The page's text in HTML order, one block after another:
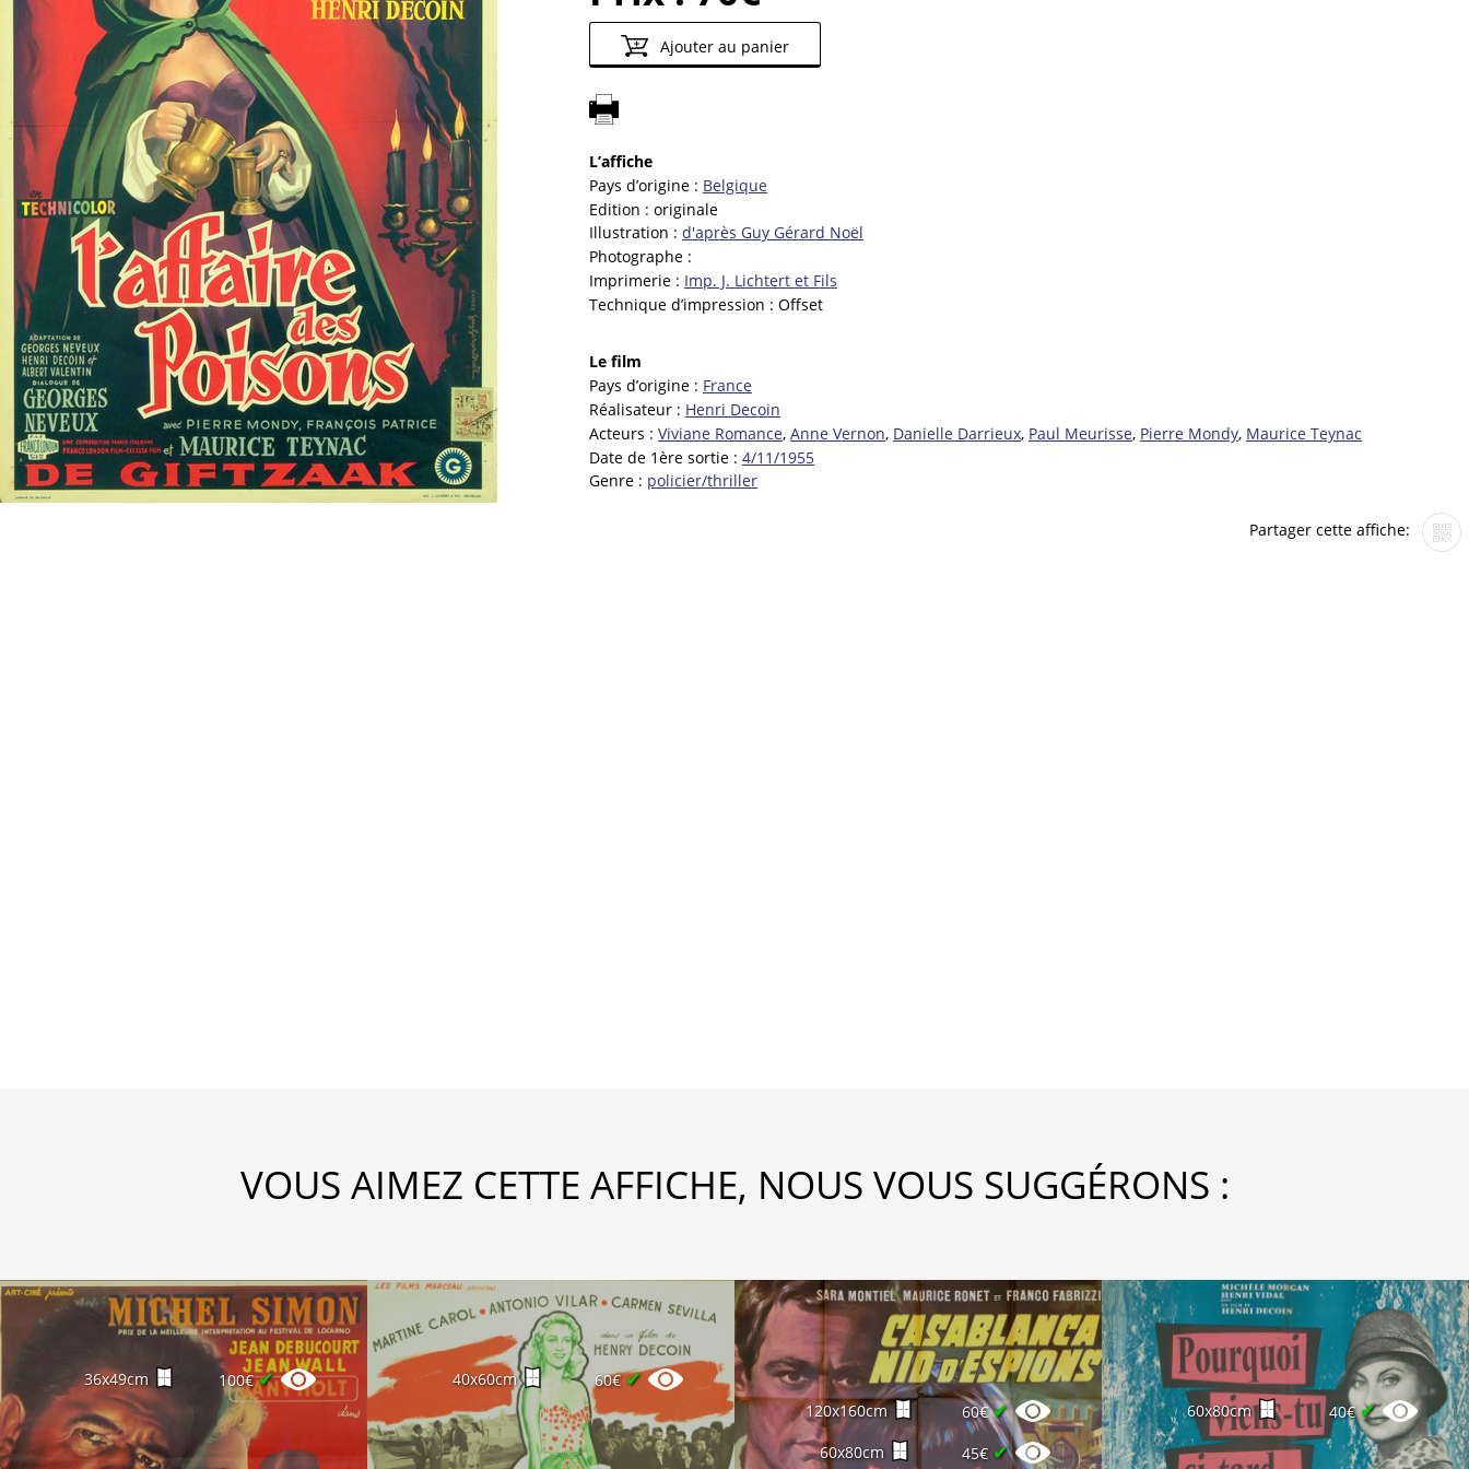
Ajouter au panier
L’affiche
Pays d’origine : Belgique
Edition : originale
Illustration : d'après Guy Gérard Noël
Photographe :
Imprimerie : Imp. J. Lichtert et Fils
Technique d’impression : Offset
Le film
Pays d’origine : France
Réalisateur : Henri Decoin
Acteurs : Viviane Romance, Anne Vernon, Danielle Darrieux, Paul Meurisse, Pierre Mondy, Maurice Teynac
Date de 1ère sortie : 4/11/1955
Genre : policier/thriller
Partager cette affiche:
VOUS AIMEZ CETTE AFFICHE, NOUS VOUS SUGGÉRONS :
36x49cm 100€✔ 40x60cm 60€✔
120x160cm 60€✔
60x80cm 45€ ✔
60x80cm 40€✔